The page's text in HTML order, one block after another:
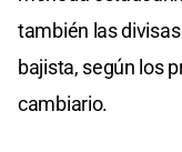
también las
bajista, según los
cambiario.